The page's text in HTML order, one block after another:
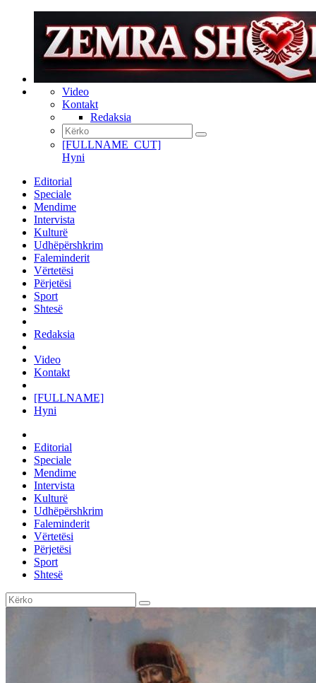
Video
Kontakt
Redaksia
[FULLNAME_CUT]
Hyni
Editorial
Speciale
Mendime
Intervista
Kulturë
Udhëpërshkrim
Faleminderit
Vërtetësi
Përjetësi
Sport
Shtesë
Redaksia
Video
Kontakt
[FULLNAME]
Hyni
Editorial
Speciale
Mendime
Intervista
Kulturë
Udhëpërshkrim
Faleminderit
Vërtetësi
Përjetësi
Sport
Shtesë